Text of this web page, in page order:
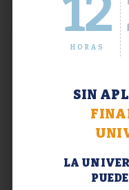
12
HORAS
SIN
LA